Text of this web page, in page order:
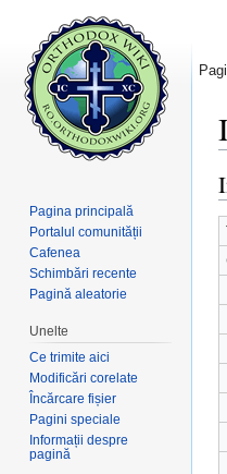
Pagina principală
Portalul comunității
Cafenea
Schimbări recente
Pagină aleatorie
Unelte
Ce trimite aici
Modificări corelate
Încărcare fișier
Pagini speciale
Informații despre
pagină